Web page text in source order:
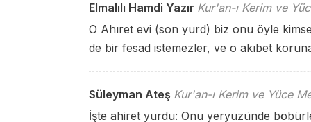
Elmalılı Hamdi Yazır Kur'an-ı Kerim ve
O Ahıret evi (son yurd) biz onu öyle
de bir fesad istemezler, ve o akıbet
Süleyman Ateş Kur'an-ı Kerim ve Yüce
İşte ahiret yurdu: Onu yeryüzünde